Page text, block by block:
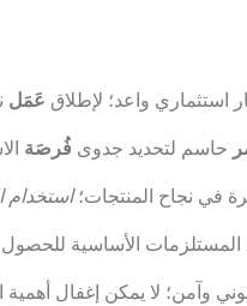
استثماري واعد؛ لإطلاق عَمَل
حاسم لتحديد جدوى فُرصَة
في نجاح المنتجات؛استخدام
الأساسية للحصول
وآمن؛ لا يمكن إغفال أهمية